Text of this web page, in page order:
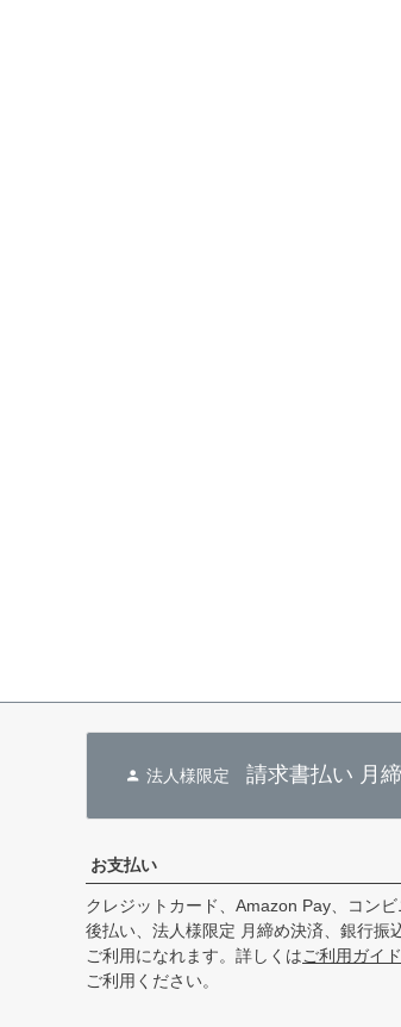
法人様限定請求書払い 月
お支払い
クレジットカード、Amazon Pay、コンビ
後払い、法人様限定 月締め決済、銀行振
ご利用になれます。詳しくはご利用ガイド
ご利用ください。